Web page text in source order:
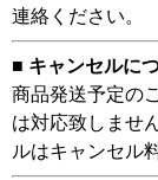
連絡ください。
■ キャンセルに
商品発送予定の
は対応致しませ
ルはキャンセル